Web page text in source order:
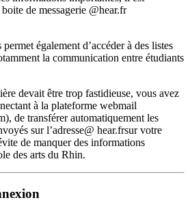
de messagerie @hear.fr
également d’accéder à des listes
la communication entre étudiants
devait être trop fastidieuse, vous avez
à la plateforme webmail
de transférer automatiquement les
sur l’adresse@ hear.frsur votre
de manquer des informations
des arts du Rhin.